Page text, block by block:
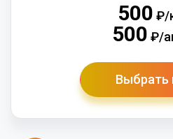
500 ₽/
500 ₽/
Выбрать